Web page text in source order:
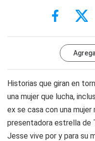
Historias que giran en
una mujer que lucha,
ex se casa con una mujer
presentadora estrella de
Jesse vive por y para su